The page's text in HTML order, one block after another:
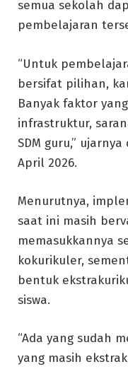
semua sekolah
pembelajaran
“Untuk
bersifat pilihan,
Banyak faktor
infrastruktur,
SDM guru,”
April 2026.
Menurutnya,
saat ini masih
memasukkannya
kokurikuler,
bentuk
siswa.
“Ada yang sudah
yang masih